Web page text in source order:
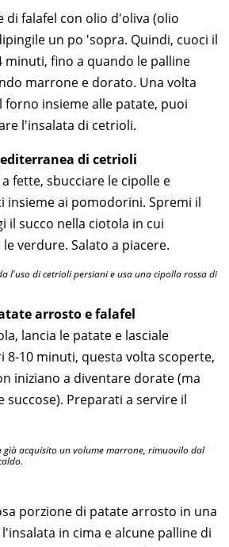
di falafel con olio d'oliva (olio
un po 'sopra. Quindi, cuoci il
minuti, fino a quando le palline
marrone e dorato. Una volta
forno insieme alle patate, puoi
l'insalata di cetrioli.
di cetrioli
fette, sbucciare le cipolle e
insieme ai pomodorini. Spremi il
il succo nella ciotola in cui
verdure. Salato a piacere.
l'uso di cetrioli persiani e usa una cipolla rossa di
arrosto e falafel
lancia le patate e lasciale
10 minuti, questa volta scoperte,
iniziano a diventare dorate (ma
succose). Preparati a servire il
acquisito un volume marrone, rimuovilo dal
porzione di patate arrosto in una
in cima e alcune palline di